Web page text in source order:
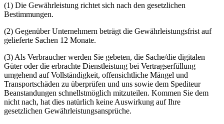
(1) Die Gewährleistung richtet sich nach den gesetzlichen
Bestimmungen.
(2) Gegenüber Unternehmern beträgt die Gewährleistungsfrist auf
gelieferte Sachen 12 Monate.
(3) Als Verbraucher werden Sie gebeten, die Sache/die digitalen
Güter oder die erbrachte Dienstleistung bei Vertragserfüllung
umgehend auf Vollständigkeit, offensichtliche Mängel und
Transportschäden zu überprüfen und uns sowie dem Spediteur
Beanstandungen schnellstmöglich mitzuteilen. Kommen Sie dem
nicht nach, hat dies natürlich keine Auswirkung auf Ihre
gesetzlichen Gewährleistungsansprüche.